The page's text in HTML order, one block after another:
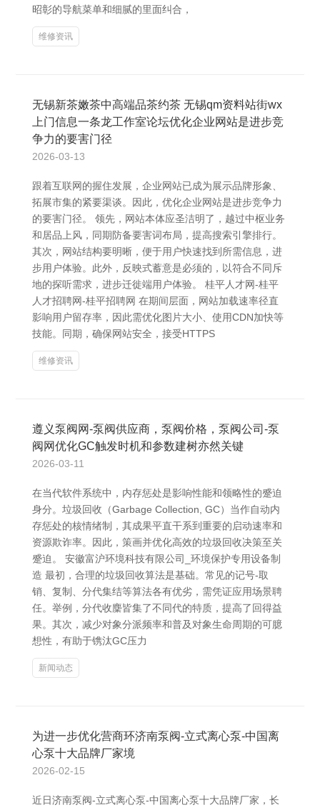
昭彰的导航菜单和细腻的里面纠合，
维修资讯
无锡新茶嫩茶中高端品茶约茶 无锡qm资料站街wx
上门信息一条龙工作室论坛优化企业网站是进步竞
争力的要害门径
2026-03-13
跟着互联网的握住发展，企业网站已成为展示品牌形象、
拓展市集的紧要渠谈。因此，优化企业网站是进步竞争力
的要害门径。 领先，网站本体应圣洁明了，越过中枢业务
和居品上风，同期防备要害词布局，提高搜索引擎排行。
其次，网站结构要明晰，便于用户快速找到所需信息，进
步用户体验。此外，反映式蓄意是必须的，以符合不同斥
地的探听需求，进步迁徙端用户体验。 桂平人才网-桂平
人才招聘网-桂平招聘网 在期间层面，网站加载速率径直
影响用户留存率，因此需优化图片大小、使用CDN加快等
技能。同期，确保网站安全，接受HTTPS
维修资讯
遵义泵阀网-泵阀供应商，泵阀价格，泵阀公司-泵
阀网优化GC触发时机和参数建树亦然关键
2026-03-11
在当代软件系统中，内存惩处是影响性能和领略性的蹙迫
身分。垃圾回收（Garbage Collection, GC）当作自动内
存惩处的核情绪制，其成果平直干系到重要的启动速率和
资源欺诈率。因此，策画并优化高效的垃圾回收决策至关
蹙迫。 安徽富沪环境科技有限公司_环境保护专用设备制
造 最初，合理的垃圾回收算法是基础。常见的记号-取
销、复制、分代集结等算法各有优劣，需凭证应用场景聘
任。举例，分代收麇皆集了不同代的特质，提高了回得益
果。其次，减少对象分派频率和普及对象生命周期的可臆
想性，有助于镌汰GC压力
新闻动态
为进一步优化营商环济南泵阀-立式离心泵-中国离
心泵十大品牌厂家境
2026-02-15
近日济南泵阀-立式离心泵-中国离心泵十大品牌厂家，长